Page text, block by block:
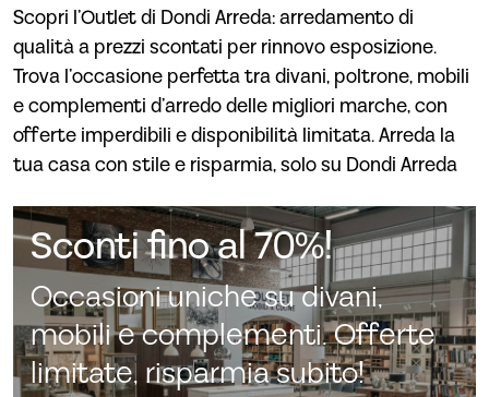
Scopri l’Outlet di Dondi Arreda: arredamento di
qualità a prezzi scontati per rinnovo esposizione.
Trova l’occasione perfetta tra divani, poltrone, mobili
e complementi d’arredo delle migliori marche, con
offerte imperdibili e disponibilità limitata. Arreda la
tua casa con stile e risparmia, solo su Dondi Arreda
Sconti fino al 70%!
Occasioni uniche su divani,
mobili e complementi. Offerte
limitate, risparmia subito!